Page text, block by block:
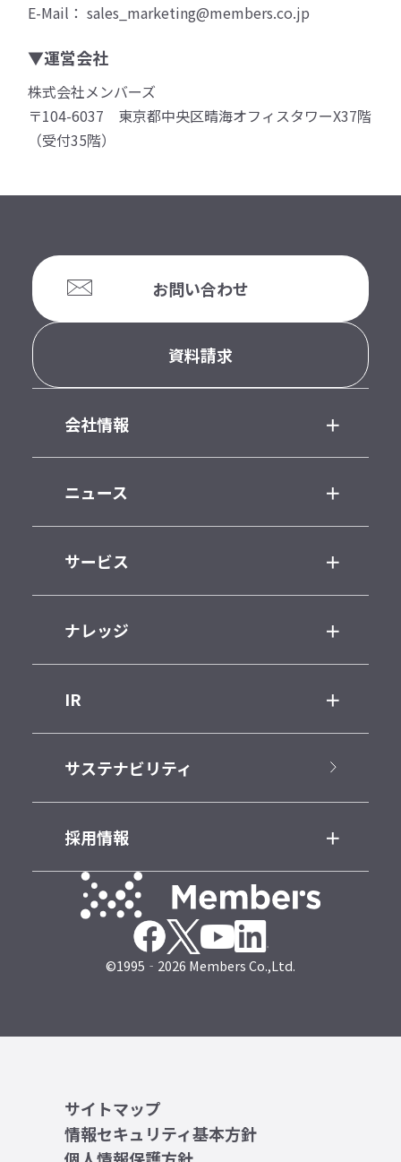
E-Mail： sales_marketing@members.co.jp
▼運営会社
株式会社メンバーズ
〒104-6037 東京都中央区晴海オフィスタワーX37階
（受付35階）
お問い合わせ
資料請求
会社情報
ニュース
サービス
ナレッジ
IR
サステナビリティ
採用情報
©1995‐2026 Members Co.,Ltd.
サイトマップ
情報セキュリティ基本方針